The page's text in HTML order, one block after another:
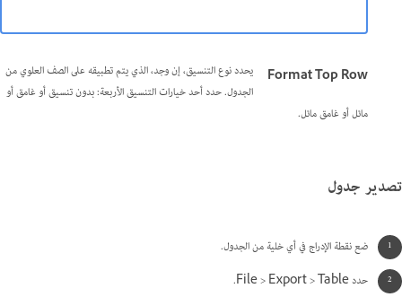
Format Top Row
يحدد نوع التنسيق، إن وجد، الذي يتم تطبيقه على الصف العلوي من
الجدول. حدد أحد خيارات التنسيق الأربعة: بدون تنسيق أو غامق أو
مائل أو غامق مائل.
تصدير جدول
ضع نقطة الإدراج في أي خلية من الجدول.
حدد File > Export > Table.